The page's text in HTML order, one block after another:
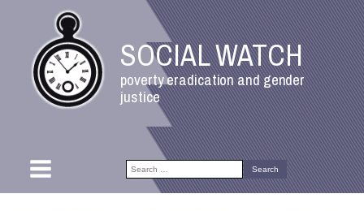
SOCIAL WATCH
poverty eradication and gender
justice
Search
for: